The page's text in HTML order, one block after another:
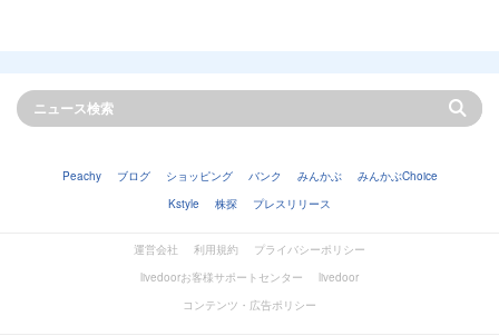
Peachy ブログ ショッピング バンク みんかぶ
みんかぶChoice
Kstyle
株探 プレスリリース
運営会社 利用規約
プライバシーポリシー
livedoorお客様サポートセンター
livedoor
コンテンツ・広告ポリシー